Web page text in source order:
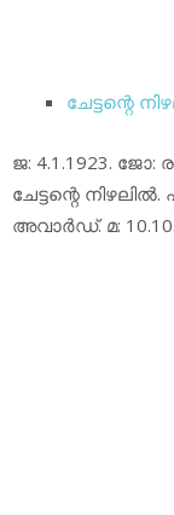
ചേട്ടന്റെ
ജ: 4.1.1923.
ചേട്ടന്റെ
അവാര്‍ഡ്. മ: